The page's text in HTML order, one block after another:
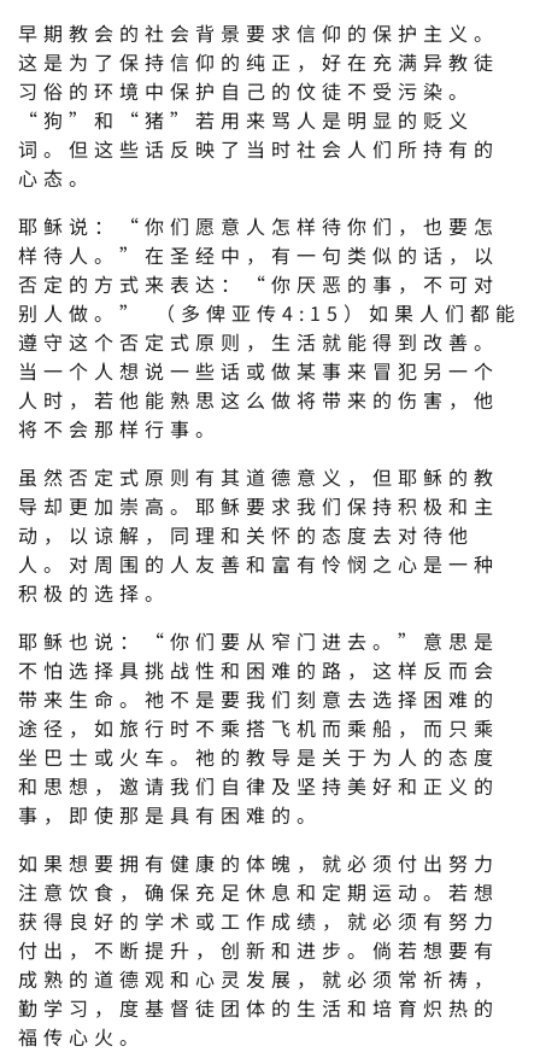
早期教会的社会背景要求信仰的保护主义。
这是为了保持信仰的纯正，好在充满异教徒
习俗的环境中保护自己的伩徒不受污染。
“狗”和“猪”若用来骂人是明显的贬义
词。但这些话反映了当时社会人们所持有的
心态。
耶稣说：“你们愿意人怎样待你们，也要怎
样待人。”在圣经中，有一句类似的话，以
否定的方式来表达：“你厌恶的事，不可对
别人做。” （多俾亚传4:15）如果人们都能
遵守这个否定式原则，生活就能得到改善。
当一个人想说一些话或做某事来冒犯另一个
人时，若他能熟思这么做将带来的伤害，他
将不会那样行事。
虽然否定式原则有其道德意义，但耶稣的教
导却更加崇高。耶稣要求我们保持积极和主
动，以谅解，同理和关怀的态度去对待他
人。对周围的人友善和富有怜悯之心是一种
积极的选择。
耶稣也说：“你们要从窄门进去。”意思是
不怕选择具挑战性和困难的路，这样反而会
带来生命。祂不是要我们刻意去选择困难的
途径，如旅行时不乘搭飞机而乘船，而只乘
坐巴士或火车。祂的教导是关于为人的态度
和思想，邀请我们自律及坚持美好和正义的
事，即使那是具有困难的。
如果想要拥有健康的体魄，就必须付出努力
注意饮食，确保充足休息和定期运动。若想
获得良好的学术或工作成绩，就必须有努力
付出，不断提升，创新和进步。倘若想要有
成熟的道德观和心灵发展，就必须常祈祷，
勤学习，度基督徒团体的生活和培育炽热的
福传心火。